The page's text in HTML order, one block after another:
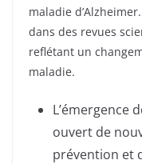
maladie
dans des revues
reflétant un
maladie.
L’émergence
ouvert de
prévention et